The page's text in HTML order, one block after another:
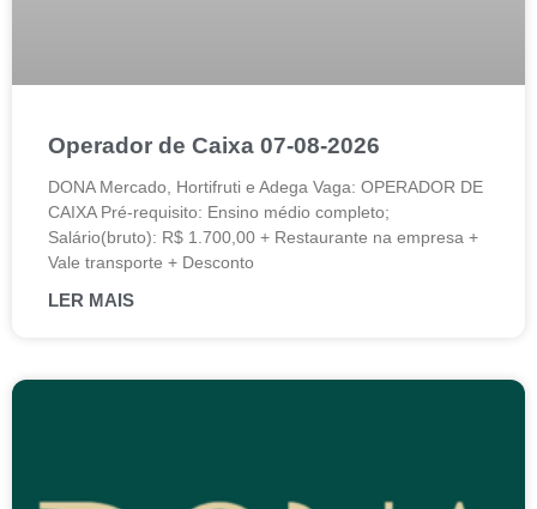
Operador de Caixa 07-08-2026
DONA Mercado, Hortifruti e Adega Vaga: OPERADOR DE
CAIXA Pré-requisito: Ensino médio completo;
Salário(bruto): R$ 1.700,00 + Restaurante na empresa +
Vale transporte + Desconto
LER MAIS